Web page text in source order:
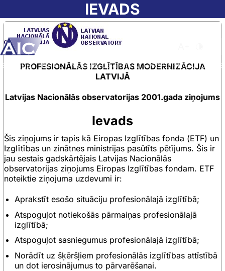
Sākumlapa ➝ Par AIC ➝ Nacionālā Observatorija ➝ PROFESIONĀLĀS
IEVADS
PROFESIONĀLĀS IZGLĪTĪBAS MODERNIZĀCIJA
LATVIJĀ
Latvijas Nacionālās observatorijas 2001.gada ziņojums
Ievads
Šis ziņojums ir tapis kā Eiropas Izglītības fonda (ETF) un
Izglītības un zinātnes ministrijas pasūtīts pētījums. Šis ir
jau sestais gadskārtējais Latvijas Nacionālās
observatorijas ziņojums Eiropas Izglītības fondam. ETF
noteiktie ziņojuma uzdevumi ir:
Aprakstīt esošo situāciju profesionālajā izglītībā;
Atspoguļot notiekošās pārmaiņas profesionālajā
izglītībā;
Atspoguļot sasniegumus profesionālajā izglītībā;
Norādīt uz šķēršļiem profesionālās izglītības attīstībā
un dot ierosinājumus to pārvarēšanai.